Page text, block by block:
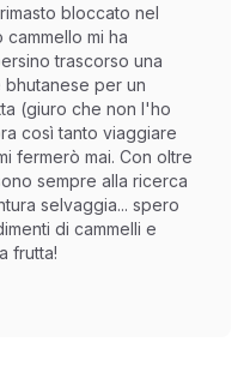
bloccato nel
cammello mi ha
trascorso una
per un
(giuro che non l'ho
così tanto viaggiare
fermerò mai. Con oltre
sempre alla ricerca
selvaggia... spero
di cammelli e
frutta!